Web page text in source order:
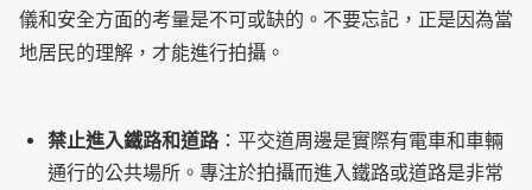
儀和安全方面的考量是不可或缺的。不要忘記，正是因為當
地居民的理解，才能進行拍攝。
禁止進入鐵路和道路：平交道周邊是實際有電車和車輛
通行的公共場所。專注於拍攝而進入鐵路或道路是非常